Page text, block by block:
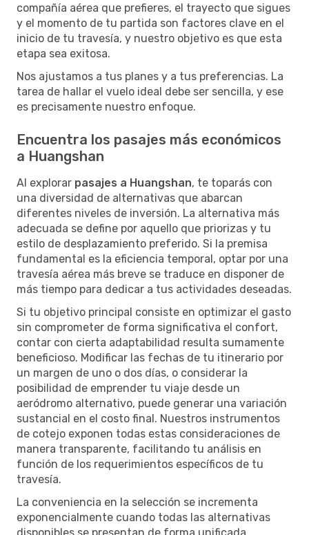
compañía aérea que prefieres, el trayecto que sigues
y el momento de tu partida son factores clave en el
inicio de tu travesía, y nuestro objetivo es que esta
etapa sea exitosa.
Nos ajustamos a tus planes y a tus preferencias. La
tarea de hallar el vuelo ideal debe ser sencilla, y ese
es precisamente nuestro enfoque.
Encuentra los pasajes más económicos
a Huangshan
Al explorar pasajes a Huangshan, te toparás con
una diversidad de alternativas que abarcan
diferentes niveles de inversión. La alternativa más
adecuada se define por aquello que priorizas y tu
estilo de desplazamiento preferido. Si la premisa
fundamental es la eficiencia temporal, optar por una
travesía aérea más breve se traduce en disponer de
más tiempo para dedicar a tus actividades deseadas.
Si tu objetivo principal consiste en optimizar el gasto
sin comprometer de forma significativa el confort,
contar con cierta adaptabilidad resulta sumamente
beneficioso. Modificar las fechas de tu itinerario por
un margen de uno o dos días, o considerar la
posibilidad de emprender tu viaje desde un
aeródromo alternativo, puede generar una variación
sustancial en el costo final. Nuestros instrumentos
de cotejo exponen todas estas consideraciones de
manera transparente, facilitando tu análisis en
función de los requerimientos específicos de tu
travesía.
La conveniencia en la selección se incrementa
exponencialmente cuando todas las alternativas